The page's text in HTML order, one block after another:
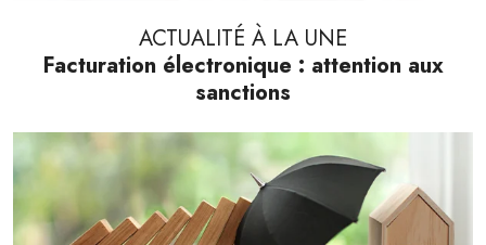
ACTUALITÉ À LA UNE
Facturation électronique : attention aux
sanctions